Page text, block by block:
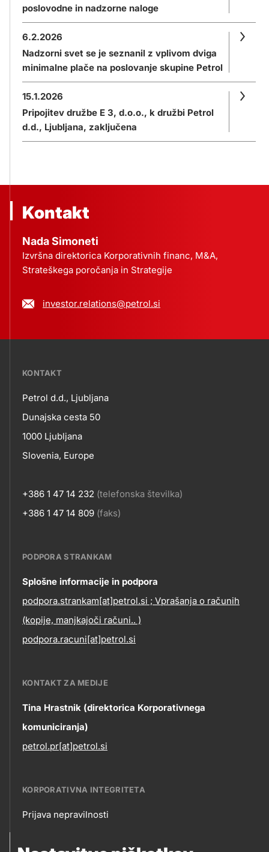
poslovodne in nadzorne naloge
6.2.2026
Nadzorni svet se je seznanil z vplivom dviga
minimalne plače na poslovanje skupine Petrol
15.1.2026
Pripojitev družbe E 3, d.o.o., k družbi Petrol
d.d., Ljubljana, zaključena
Kontakt
Nada Simoneti
Izvršna direktorica Korporativnih financ, M&A,
Strateškega poročanja in Strategije
investor.relations@petrol.si
???
skupno.footer-
title???
KONTAKT
Kontakt
Petrol d.d., Ljubljana
Dunajska cesta 50
1000 Ljubljana
Slovenia, Europe
+386 1 47 14 232 (telefonska številka)
+386 1 47 14 809 (faks)
Contact
information
PODPORA STRANKAM
Splošne informacije in podpora
podpora.strankam[at]petrol.si ; Vprašanja o računih
(kopije, manjkajoči računi.. )
podpora.racuni[at]petrol.si
KONTAKT ZA MEDIJE
Tina Hrastnik (direktorica Korporativnega
komuniciranja)
petrol.pr[at]petrol.si
KORPORATIVNA INTEGRITETA
Prijava nepravilnosti